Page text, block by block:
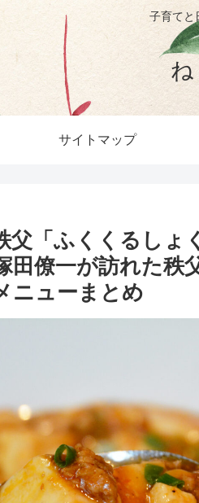
子育てと
ね
サイトマップ
父「ふくくるしょ
田僚一が訪れた秩
ニューまとめ